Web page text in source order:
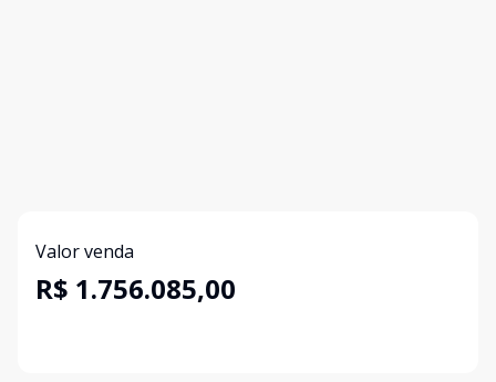
Valor venda
R$ 1.756.085,00